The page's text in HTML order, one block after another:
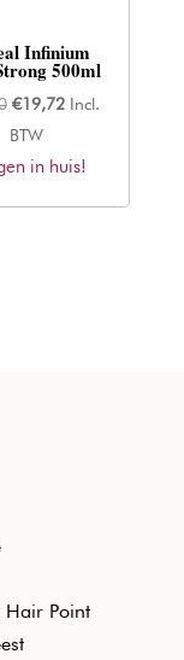
Infinium
500ml
Oorspronkelijke
prijs
was:
€19,72Huidige
is:
Incl.
BTW
in huis!
Point